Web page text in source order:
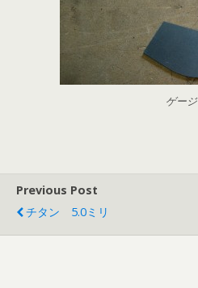
ゲージ
Previous Post
チタン 5.0ミリ